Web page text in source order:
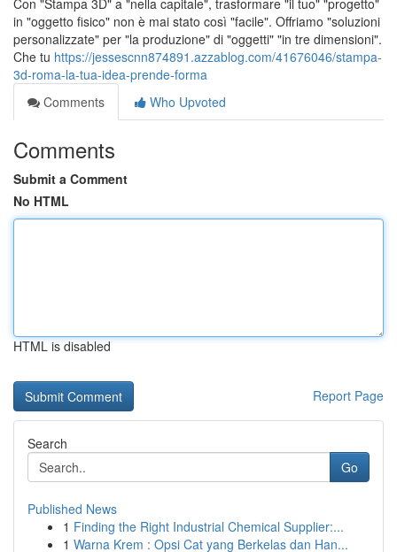
Con "Stampa 3D" a "nella capitale", trasformare "il tuo" "progetto"
in "oggetto fisico" non è mai stato così "facile". Offriamo "soluzioni
personalizzate" per "la produzione" di "oggetti" "in tre dimensioni".
Che tu https://jessescnn874891.azzablog.com/41676046/stampa-
3d-roma-la-tua-idea-prende-forma
Comments
Who Upvoted
Comments
Submit a Comment
No HTML
HTML is disabled
Report Page
Search
Go
Published News
1 Finding the Right Industrial Chemical Supplier:...
1 Warna Krem : Opsi Cat yang Berkelas dan Han...